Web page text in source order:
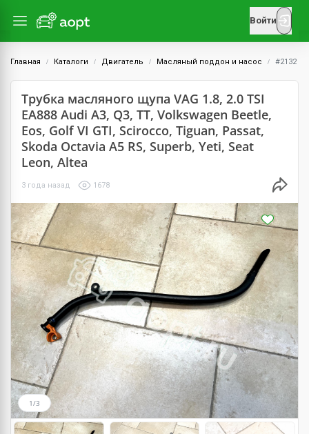
Войти
Главная Каталоги Двигатель Масляный поддон и насос #2132
Трубка масляного щупа VAG 1.8, 2.0 TSI
EA888 Audi A3, Q3, TT, Volkswagen Beetle,
Eos, Golf VI GTI, Scirocco, Tiguan, Passat,
Skoda Octavia A5 RS, Superb, Yeti, Seat
Leon, Altea
3 года назад 1678
1/3